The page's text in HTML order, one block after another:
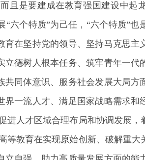
且是要建成在教育强国建设中起
六个特质”为己任，“六个特质”也
在坚持党的领导、坚持马克思主
德树人根本任务、筑牢青年一代
共同体意识、服务社会发展大局
一流人才、满足国家战略需求和
进人才区域合理布局和协调发展，
教育在实现原始创新、破解重大